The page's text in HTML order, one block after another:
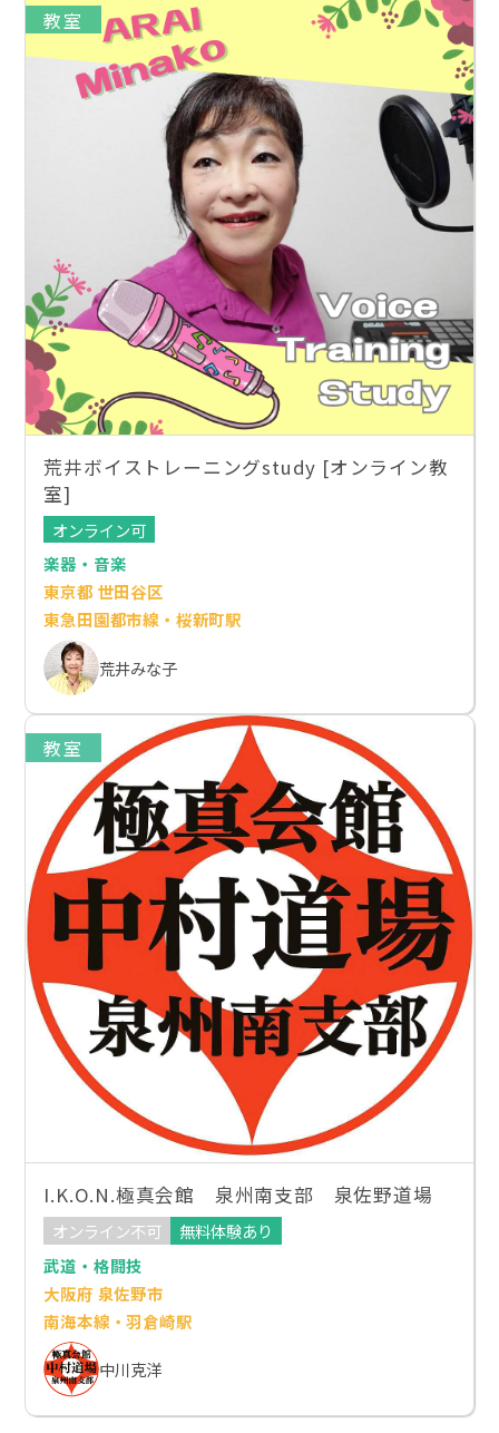
教室
荒井ボイストレーニングstudy [オンライン教
室]
オンライン可
楽器・音楽
東京都 世田谷区
東急田園都市線・桜新町駅
荒井みな子
教室
I.K.O.N.極真会館 泉州南支部 泉佐野道場
オンライン不可
無料体験あり
武道・格闘技
大阪府 泉佐野市
南海本線・羽倉崎駅
中川克洋